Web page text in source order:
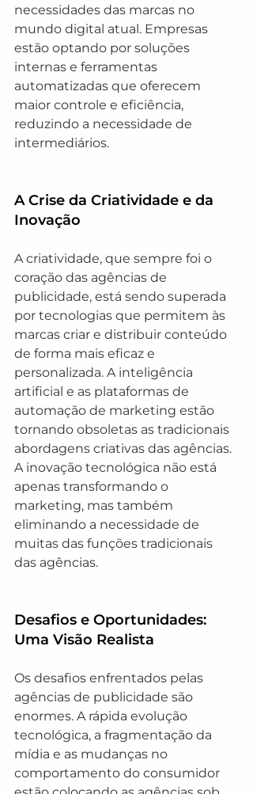
necessidades das marcas no
mundo digital atual. Empresas
estão optando por soluções
internas e ferramentas
automatizadas que oferecem
maior controle e eficiência,
reduzindo a necessidade de
intermediários.
A Crise da Criatividade e da
Inovação
A criatividade, que sempre foi o
coração das agências de
publicidade, está sendo superada
por tecnologias que permitem às
marcas criar e distribuir conteúdo
de forma mais eficaz e
personalizada. A inteligência
artificial e as plataformas de
automação de marketing estão
tornando obsoletas as tradicionais
abordagens criativas das agências.
A inovação tecnológica não está
apenas transformando o
marketing, mas também
eliminando a necessidade de
muitas das funções tradicionais
das agências.
Desafios e Oportunidades:
Uma Visão Realista
Os desafios enfrentados pelas
agências de publicidade são
enormes. A rápida evolução
tecnológica, a fragmentação da
mídia e as mudanças no
comportamento do consumidor